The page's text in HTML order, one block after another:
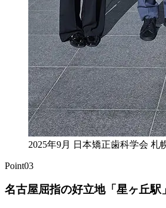
2025年9月 日本矯正歯科学会 札
Point03
名古屋屈指の好立地「星ヶ丘駅